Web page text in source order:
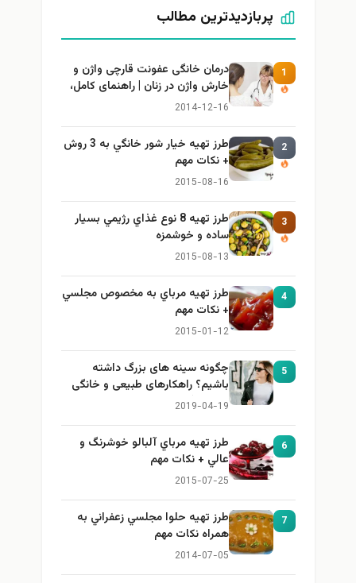
پربازدیدترین مطالب
1
درمان خانگی عفونت قارچی واژن و
خارش واژن در زنان | راهنمای کامل،
ایمن و کاربردی
2014-12-16
2
طرز تهيه خیار شور خانگي به 3 روش
+ نكات مهم
2015-08-16
3
طرز تهيه 8 نوع غذاي رژيمي بسيار
ساده و خوشمزه
2015-08-13
4
طرز تهيه مرباي به مخصوص مجلسي
+ نكات مهم
2015-01-12
5
چگونه سینه های بزرگ داشته
باشیم؟ راهکارهای طبیعی و خانگی
برای بزرگ کردن سینه
2019-04-19
6
طرز تهيه مرباي آلبالو خوشرنگ و
عالي + نكات مهم
2015-07-25
7
طرز تهيه حلوا مجلسي زعفراني به
همراه نكات مهم
2014-07-05